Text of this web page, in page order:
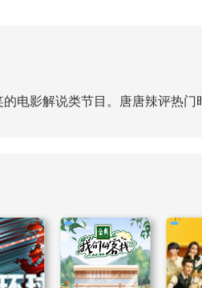
的电影解说类节目。唐唐辣评热